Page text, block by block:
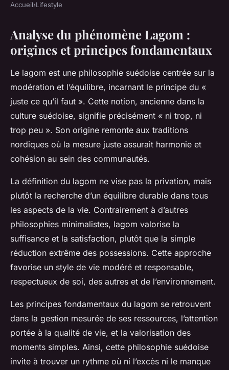
LIFESTYLE
Lagom réinventé : tendance
éphémère ou transformation
durable ?
Gabin 23 juillet 2025 5 min de lecture
Accueil›Lifestyle
Analyse du phénomène Lagom :
origines et principes fondamentaux
Le lagom est une philosophie suédoise centrée sur la
modération et l’équilibre, incarnant le principe du «
juste ce qu’il faut ». Cette notion, ancienne dans la
culture suédoise, signifie précisément « ni trop, ni
trop peu ». Son origine remonte aux traditions
nordiques où la mesure juste assurait harmonie et
cohésion au sein des communautés.
La définition du lagom ne vise pas la privation, mais
plutôt la recherche d’un équilibre durable dans tous
les aspects de la vie. Contrairement à d’autres
philosophies minimalistes, lagom valorise la
suffisance et la satisfaction, plutôt que la simple
réduction extrême des possessions. Cette approche
favorise un style de vie modéré et responsable,
respectueux de soi, des autres et de l’environnement.
Les principes fondamentaux du lagom se retrouvent
dans la gestion mesurée de ses ressources, l’attention
portée à la qualité de vie, et la valorisation des
moments simples. Ainsi, cette philosophie suédoise
invite à trouver un rythme où ni l’excès ni le manque